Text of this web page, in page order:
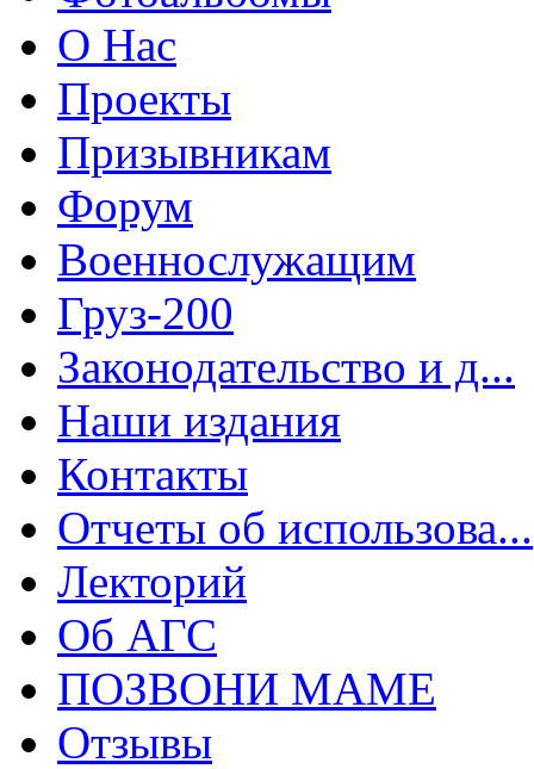
О Нас
Проекты
Призывникам
Форум
Военнослужащим
Груз-200
Законодательство и д...
Наши издания
Контакты
Отчеты об использова...
Лекторий
Об АГС
ПОЗВОНИ МАМЕ
Отзывы